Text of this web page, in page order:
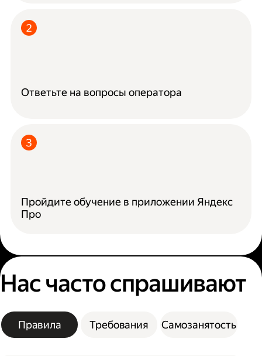
Ответьте на вопросы оператора
Пройдите обучение в приложении Яндекс
Про
Нас часто спрашивают
Правила Требования Самозанятость